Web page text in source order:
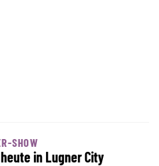
SHOW
in Lugner City